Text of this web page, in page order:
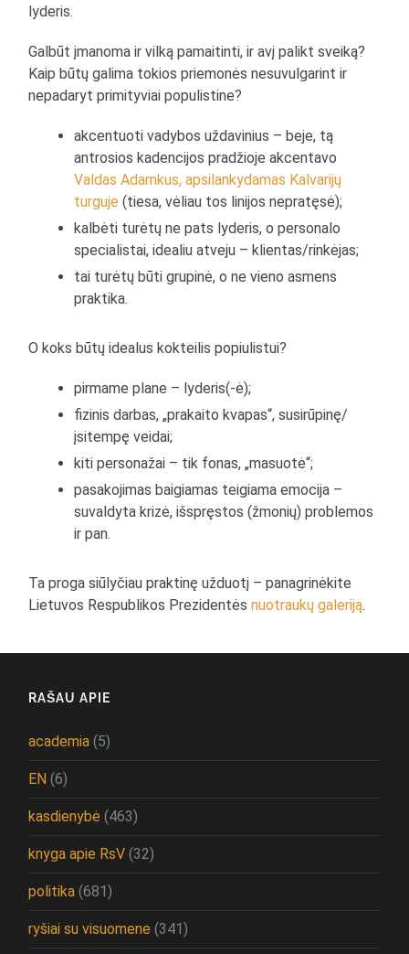
lyderis.
Galbūt įmanoma ir vilką pamaitinti, ir avį palikt sveiką?
Kaip būtų galima tokios priemonės nesuvulgarint ir
nepadaryt primityviai populistine?
akcentuoti vadybos uždavinius – beje, tą
antrosios kadencijos pradžioje akcentavo
Valdas Adamkus, apsilankydamas Kalvarijų
turguje (tiesa, vėliau tos linijos nepratęsė);
kalbėti turėtų ne pats lyderis, o personalo
specialistai, idealiu atveju – klientas/rinkėjas;
tai turėtų būti grupinė, o ne vieno asmens
praktika.
O koks būtų idealus kokteilis popiulistui?
pirmame plane – lyderis(-ė);
fizinis darbas, „prakaito kvapas“, susirūpinę/
įsitempę veidai;
kiti personažai – tik fonas, „masuotė“;
pasakojimas baigiamas teigiama emocija –
suvaldyta krizė, išspręstos (žmonių) problemos
ir pan.
Ta proga siūlyčiau praktinę užduotį – panagrinėkite
Lietuvos Respublikos Prezidentėsnuotraukų galeriją.
RAŠAU APIE
academia (5)
EN (6)
kasdienybė (463)
knyga apie RsV (32)
politika (681)
ryšiai su visuomene (341)